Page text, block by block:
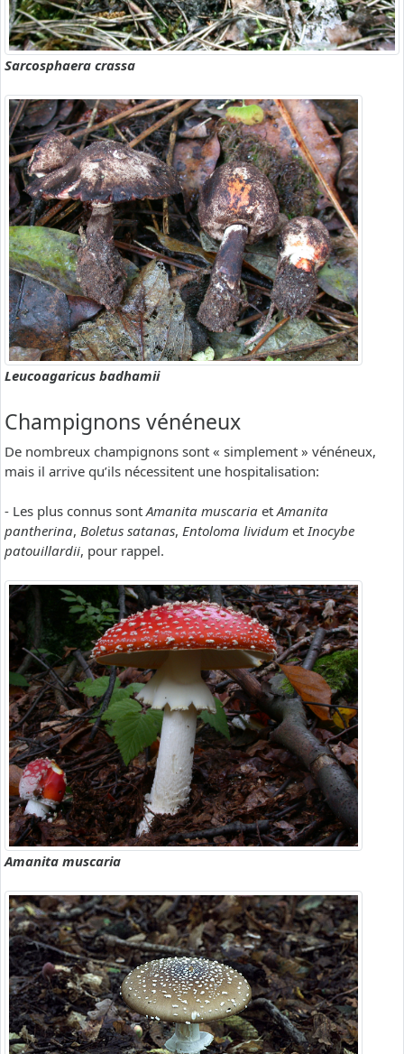
Sarcosphaera crassa
Leucoagaricus badhamii
Champignons vénéneux
De nombreux champignons sont « simplement » vénéneux,
mais il arrive qu’ils nécessitent une hospitalisation:
- Les plus connus sontAmanita muscaria etAmanita
pantherina, Boletus satanas, Entoloma lividum etInocybe
patouillardii, pour rappel.
Amanita muscaria